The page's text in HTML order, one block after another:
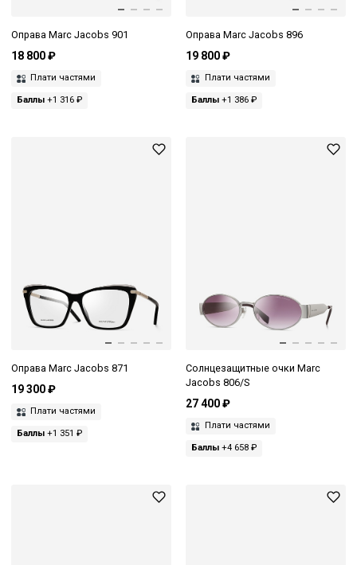
Оправа Marc Jacobs 901
18 800 ₽
Плати частями
Баллы +1 316 ₽
Оправа Marc Jacobs 896
19 800 ₽
Плати частями
Баллы+1 386 ₽
Оправа Marc Jacobs 871
19 300 ₽
Плати частями
Баллы +1 351 ₽
Солнцезащитные очки Marc
Jacobs 806/S
27 400 ₽
Плати частями
Баллы+4 658 ₽